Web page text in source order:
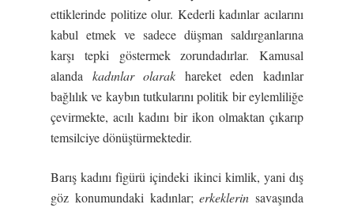
ettiklerinde politize olur. Kederli kadınlar acılarını
kabul etmek ve sadece düşman saldırganlarına
karşı tepki göstermek zorundadırlar. Kamusal
alanda kadınlar olarak hareket eden kadınlar
bağlılık ve kaybın tutkularını politik bir eylemliliğe
çevirmekte, acılı kadını bir ikon olmaktan çıkarıp
temsilciye dönüştürmektedir.
Barış kadını figürü içindeki ikinci kimlik, yani dış
göz konumundaki kadınlar;erkeklerin savaşında